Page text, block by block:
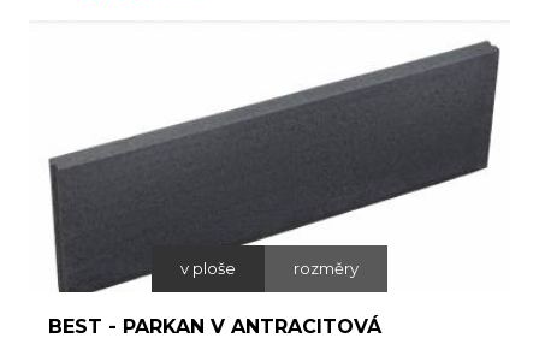
v ploše rozměry
BEST - PARKAN V ANTRACITOVÁ